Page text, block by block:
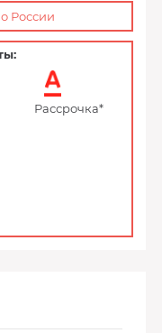
России
Рассрочка*